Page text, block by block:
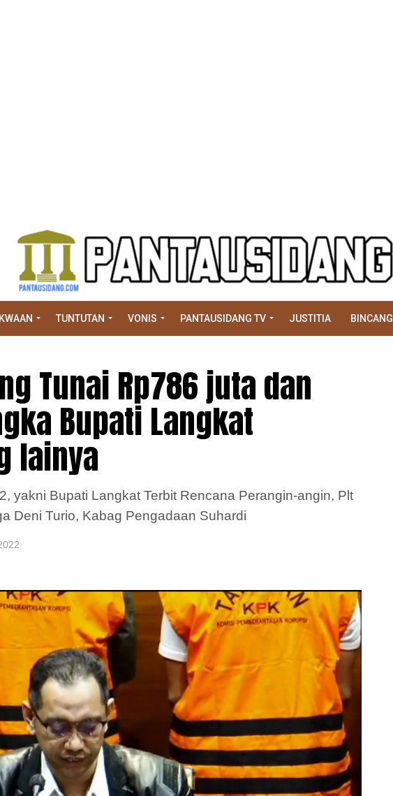
TUNTUTAN VONIS PANTAUSIDANG TV JUSTITIA BINCANG
Tunai Rp786 juta dan
Bupati Langkat
lainya
yakni Bupati Langkat Terbit Rencana Perangin-angin, Plt
Deni Turio, Kabag Pengadaan Suhardi